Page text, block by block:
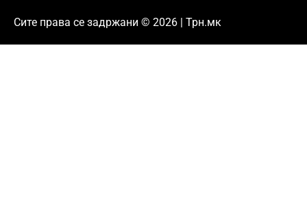
Сите права се задржани © 2026 | Трн.мк